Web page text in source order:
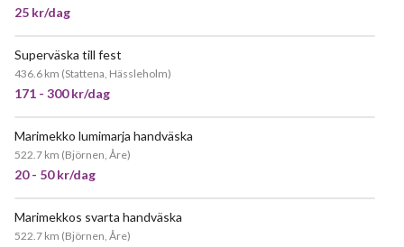
25 kr/dag
Superväska till fest
436.6 km (Stattena, Hässleholm)
171 - 300 kr/dag
Marimekko lumimarja handväska
522.7 km (Björnen, Åre)
20 - 50 kr/dag
Marimekkos svarta handväska
522.7 km (Björnen, Åre)